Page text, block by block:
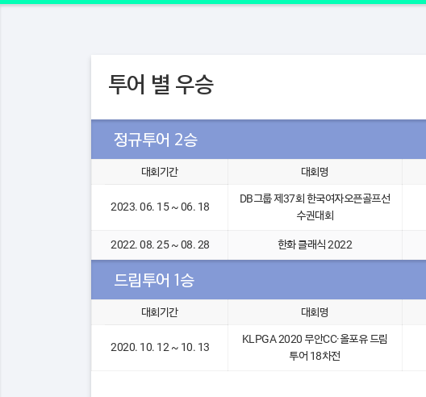
투어 별 우승
정규투어 2승
대회기간 대회명
2023. 06. 15 ~ 06. 18
DB그룹 제37회 한국여자오픈골프선
수권대회
2022. 08. 25 ~ 08. 28 한화 클래식 2022
드림투어 1승
대회기간 대회명
2020. 10. 12 ~ 10. 13
KLPGA 2020 무안CC·올포유 드림
투어 18차전